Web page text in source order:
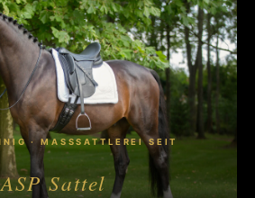
· MASSSATTLEREI SEIT 1
ASP Sattel